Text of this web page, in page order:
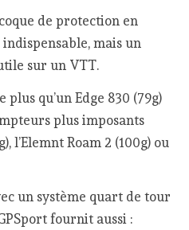
de protection en
indispensable, mais un
sur un VTT.
plus qu’un Edge 830 (79g)
plus imposants
l’Elemnt Roam 2 (100g) ou
un système quart de tour
fournit aussi :